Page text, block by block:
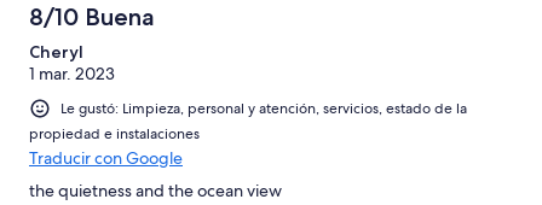
8/10 Buena
Cheryl
1 mar. 2023
Le gustó: Limpieza, personal y atención, servicios, estado de la
propiedad e instalaciones
Traducir con Google
the quietness and the ocean view